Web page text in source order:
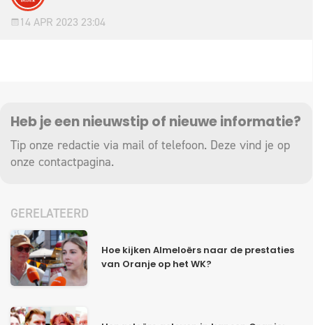
14 APR 2023 23:04
Heb je een nieuwstip of nieuwe informatie?
Tip onze redactie via mail of telefoon. Deze vind je op
onze contactpagina.
GERELATEERD
Hoe kijken Almeloërs naar de prestaties
van Oranje op het WK?